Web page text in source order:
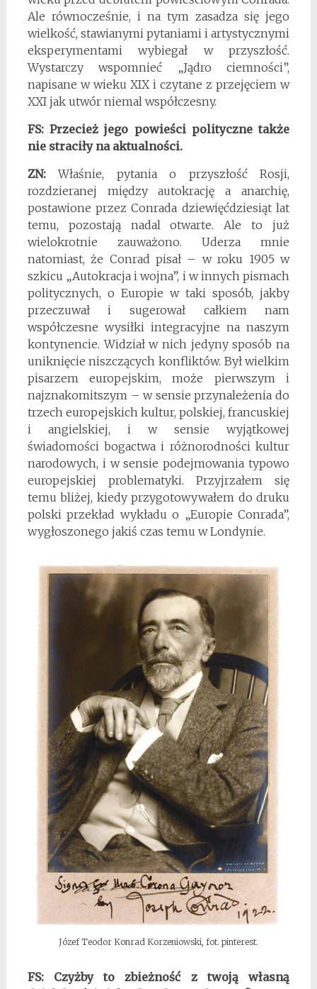
Ale równocześnie, i na tym zasadza się jego
wielkość, stawianymi pytaniami i artystycznymi
eksperymentami wybiegał w przyszłość.
Wystarczy wspomnieć „Jądro ciemności”,
napisane w wieku XIX i czytane z przejęciem w
XXI jak utwór niemal współczesny.
FS: Przecież jego powieści polityczne także
nie straciły na aktualności.
ZN:Właśnie, pytania o przyszłość Rosji,
rozdzieranej między autokrację a anarchię,
postawione przez Conrada dziewięćdziesiąt lat
temu, pozostają nadal otwarte. Ale to już
wielokrotnie zauważono. Uderza mnie
natomiast, że Conrad pisał – w roku 1905 w
szkicu „Autokracja i wojna”, i w innych pismach
politycznych, o Europie w taki sposób, jakby
przeczuwał i sugerował całkiem nam
współczesne wysiłki integracyjne na naszym
kontynencie. Widział w nich jedyny sposób na
uniknięcie niszczących konfliktów. Był wielkim
pisarzem europejskim, może pierwszym i
najznakomitszym – w sensie przynależenia do
trzech europejskich kultur, polskiej, francuskiej
i angielskiej, i w sensie wyjątkowej
świadomości bogactwa i różnorodności kultur
narodowych, i w sensie podejmowania typowo
europejskiej problematyki. Przyjrzałem się
temu bliżej, kiedy przygotowywałem do druku
polski przekład wykładu o „Europie Conrada”,
wygłoszonego jakiś czas temu w Londynie.
Józef Teodor Konrad Korzeniowski, fot. pinterest.
FS: Czyżby to zbieżność z twoją własną